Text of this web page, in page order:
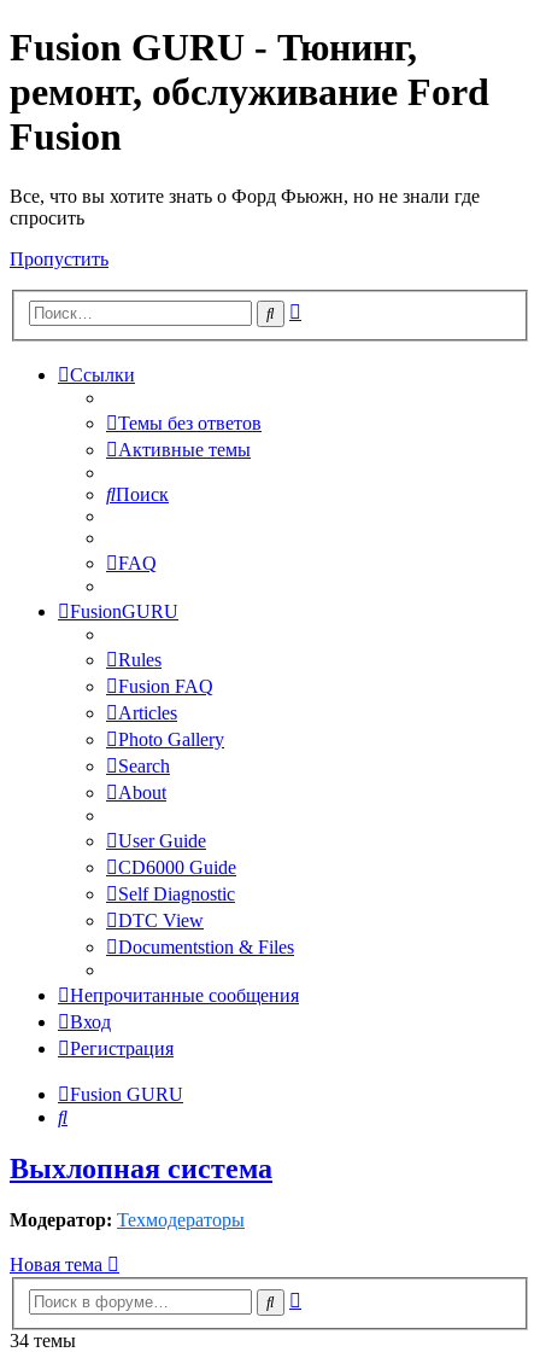
Fusion GURU - Тюнинг,
ремонт, обслуживание Ford
Fusion
Все, что вы хотите знать о Форд Фьюжн, но не знали где
спросить
Пропустить
Поиск
Ссылки
Темы без ответов
Активные темы
Поиск
FAQ
FusionGURU
Rules
Fusion FAQ
Articles
Photo Gallery
Search
About
User Guide
CD6000 Guide
Self Diagnostic
DTC View
Documentstion & Files
Непрочитанные сообщения
Вход
Регистрация
Fusion GURU
Поиск
Выхлопная система
Модератор: Техмодераторы
Новая тема
Поиск
34 темы